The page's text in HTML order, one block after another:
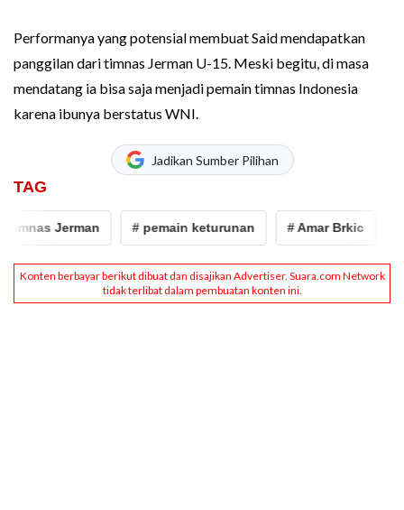
Performanya yang potensial membuat Said mendapatkan
panggilan dari timnas Jerman U-15. Meski begitu, di masa
mendatang ia bisa saja menjadi pemain timnas Indonesia
karena ibunya berstatus WNI.
Jadikan Sumber Pilihan
TAG
Jerman # pemain keturunan # Amar Brkic